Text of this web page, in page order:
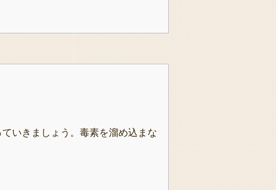
いきましょう。毒素を溜め込まな